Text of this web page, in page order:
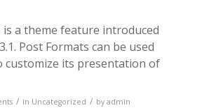
is a theme feature introduced
Post Formats can be used
customize its presentation of
/ in Uncategorized / by admin